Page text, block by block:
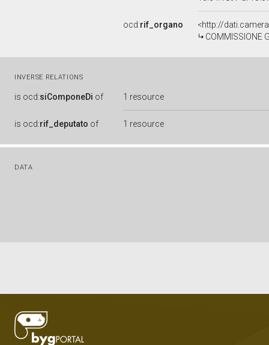
ocd:rif_organo
<http://
COMMISSIONE
INVERSE RELATIONS
is ocd:siComponeDi of 1 resource
is ocd:rif_deputato of 1 resource
DATA